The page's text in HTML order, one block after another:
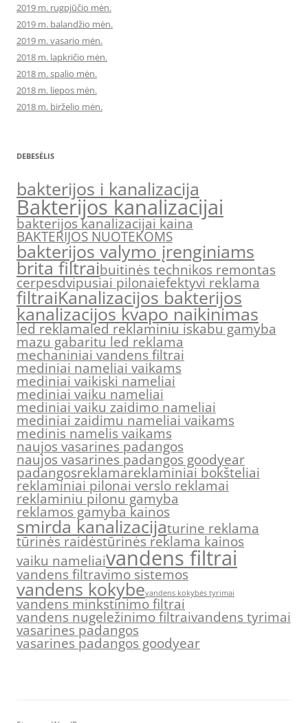
2019 m. rugpjūčio mėn.
2019 m. balandžio mėn.
2019 m. vasario mėn.
2018 m. lapkričio mėn.
2018 m. spalio mėn.
2018 m. liepos mėn.
2018 m. birželio mėn.
DEBESĖLIS
bakterijos i kanalizacija
Bakterijos kanalizacijai
bakterijos kanalizacijai kaina
BAKTERIJOS NUOTEKOMS
bakterijos valymo įrenginiams
brita filtraibuitinės technikos remontas
cerpesdvipusiai pilonaiefektyvi reklama
filtraiKanalizacijos bakterijos
kanalizacijos kvapo naikinimas
led reklamaled reklaminiu iskabu gamyba
mazu gabaritu led reklama
mechaniniai vandens filtrai
mediniai nameliai vaikams
mediniai vaikiski nameliai
mediniai vaiku nameliai
mediniai vaiku zaidimo nameliai
mediniai zaidimu nameliai vaikams
medinis namelis vaikams
naujos vasarines padangos
naujos vasarines padangos goodyear
padangosreklamareklaminiai bokšteliai
reklaminiai pilonai verslo reklamai
reklaminiu pilonu gamyba
reklamos gamyba kainos
smirda kanalizacijaturine reklama
tūrinės raidėstūrinės reklama kainos
vaiku nameliaivandens filtrai
vandens filtravimo sistemos
vandens kokybevandens kokybės tyrimai
vandens minkstinimo filtrai
vandens nugeležinimo filtraivandens tyrimai
vasarines padangos
vasarines padangos goodyear